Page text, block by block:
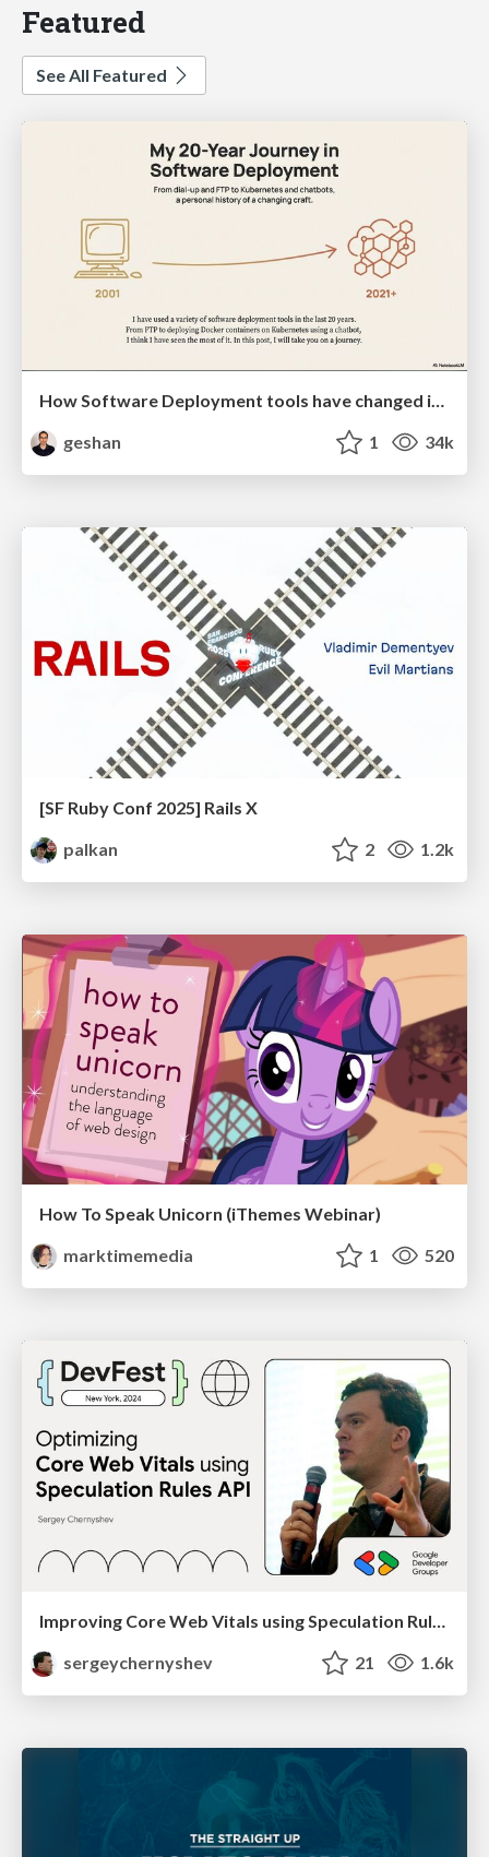
Featured
See All Featured
How Software Deployment tools have changed in the past 20 years
geshan
1 34k
[SF Ruby Conf 2025] Rails X
palkan
2 1.2k
How To Speak Unicorn (iThemes Webinar)
marktimemedia
1 520
sergeychernyshev
21 1.6k